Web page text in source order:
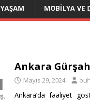
YAŞAM MOBILYA VE
Ankara
Mayıs 29, 2024
Ankara’da faaliyet